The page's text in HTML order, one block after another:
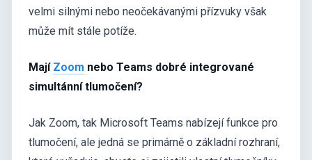
velmi silnými nebo neočekávanými přízvuky však
může mít stále potíže.
Mají Zoom nebo Teams dobré integrované
simultánní tlumočení?
Jak Zoom, tak Microsoft Teams nabízejí funkce pro
tlumočení, ale jedná se primárně o základní rozhraní,